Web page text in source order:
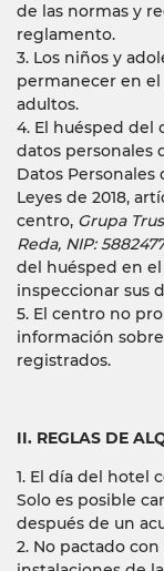
de las normas y
reglamento.
3. Los niños y
permanecer en
adultos.
4. El huésped del
datos personales
Datos Personales
Leyes de 2018,
centro, Grupa
Reda, NIP:
del huésped en
inspeccionar sus
5. El centro no
información
registrados.
II. REGLAS DE
1. El día del hotel
Solo es posible
después de un
2. No pactado